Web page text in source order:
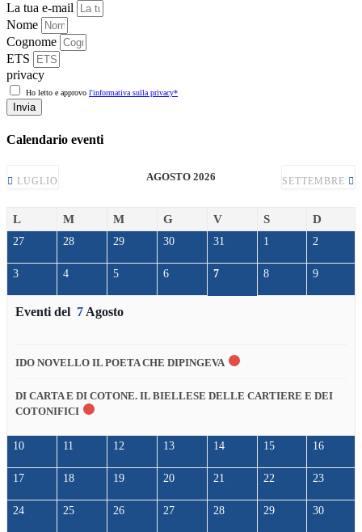
La tua e-mail
Nome
Cognome
ETS
privacy
Ho letto e approvo l'informativa sulla privacy*
Invia
Calendario eventi
LUGLIO AGOSTO 2026 SETTEMBRE
L M M G V S D
27 28 29 30 31 1 2
3 4 5 6 7 8 9
Eventi del 7 Agosto
IDO NOVELLO IL POETA CHE DIPINGEVA
DI CARTA E DI COTONE. IL BIELLESE DELLE CARTIERE E DEI
COTONIFICI
10 11 12 13 14 15 16
17 18 19 20 21 22 23
24 25 26 27 28 29 30